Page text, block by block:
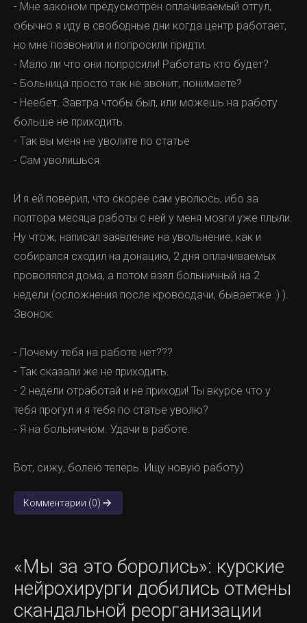
- Мне законом предусмотрен оплачиваемый отгул,
обычно я иду в свободные дни когда центр работает,
но мне позвонили и попросили придти.
- Мало ли что они попросили! Работать кто будет?
- Больница просто так не звонит, понимаете?
- Неебет. Завтра чтобы был, или можешь на работу
больше не приходить.
- Так вы меня не уволите по статье
- Сам уволишься.
И я ей поверил, что скорее сам уволюсь, ибо за
полтора месяца работы с ней у меня мозги уже плыли.
Ну чтож, написал заявление на увольнение, как и
собирался сходил на донацию, 2 дня оплачиваемых
проволялся дома, а потом взял больничный на 2
недели (осложнения после кровосдачи, бываетже :) ).
Звонок:
- Почему тебя на работе нет???
- Так сказали же не приходить.
- 2 недели отработай и не приходи! Ты вкурсе что у
тебя прогул и я тебя по статье уволю?
- Я на больничном. Удачи в работе.
Вот, сижу, болею теперь. Ищу новую работу)
Комментарии (0)
«Мы за это боролись»: курские
нейрохирурги добились отмены
скандальной реорганизации